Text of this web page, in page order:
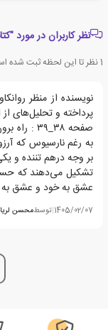
نظر کاربران در مورد
1نظر تا این لحظه ثبت شده
نویسنده از منظر
پرداخته و تحلیل‌های
صفحه
به رغم نارسیوس که
بر وجه درهم تننده و
تشکیل می‌دهند که
عشق به خود و عشق
1405/02/07
|توسطمحسن